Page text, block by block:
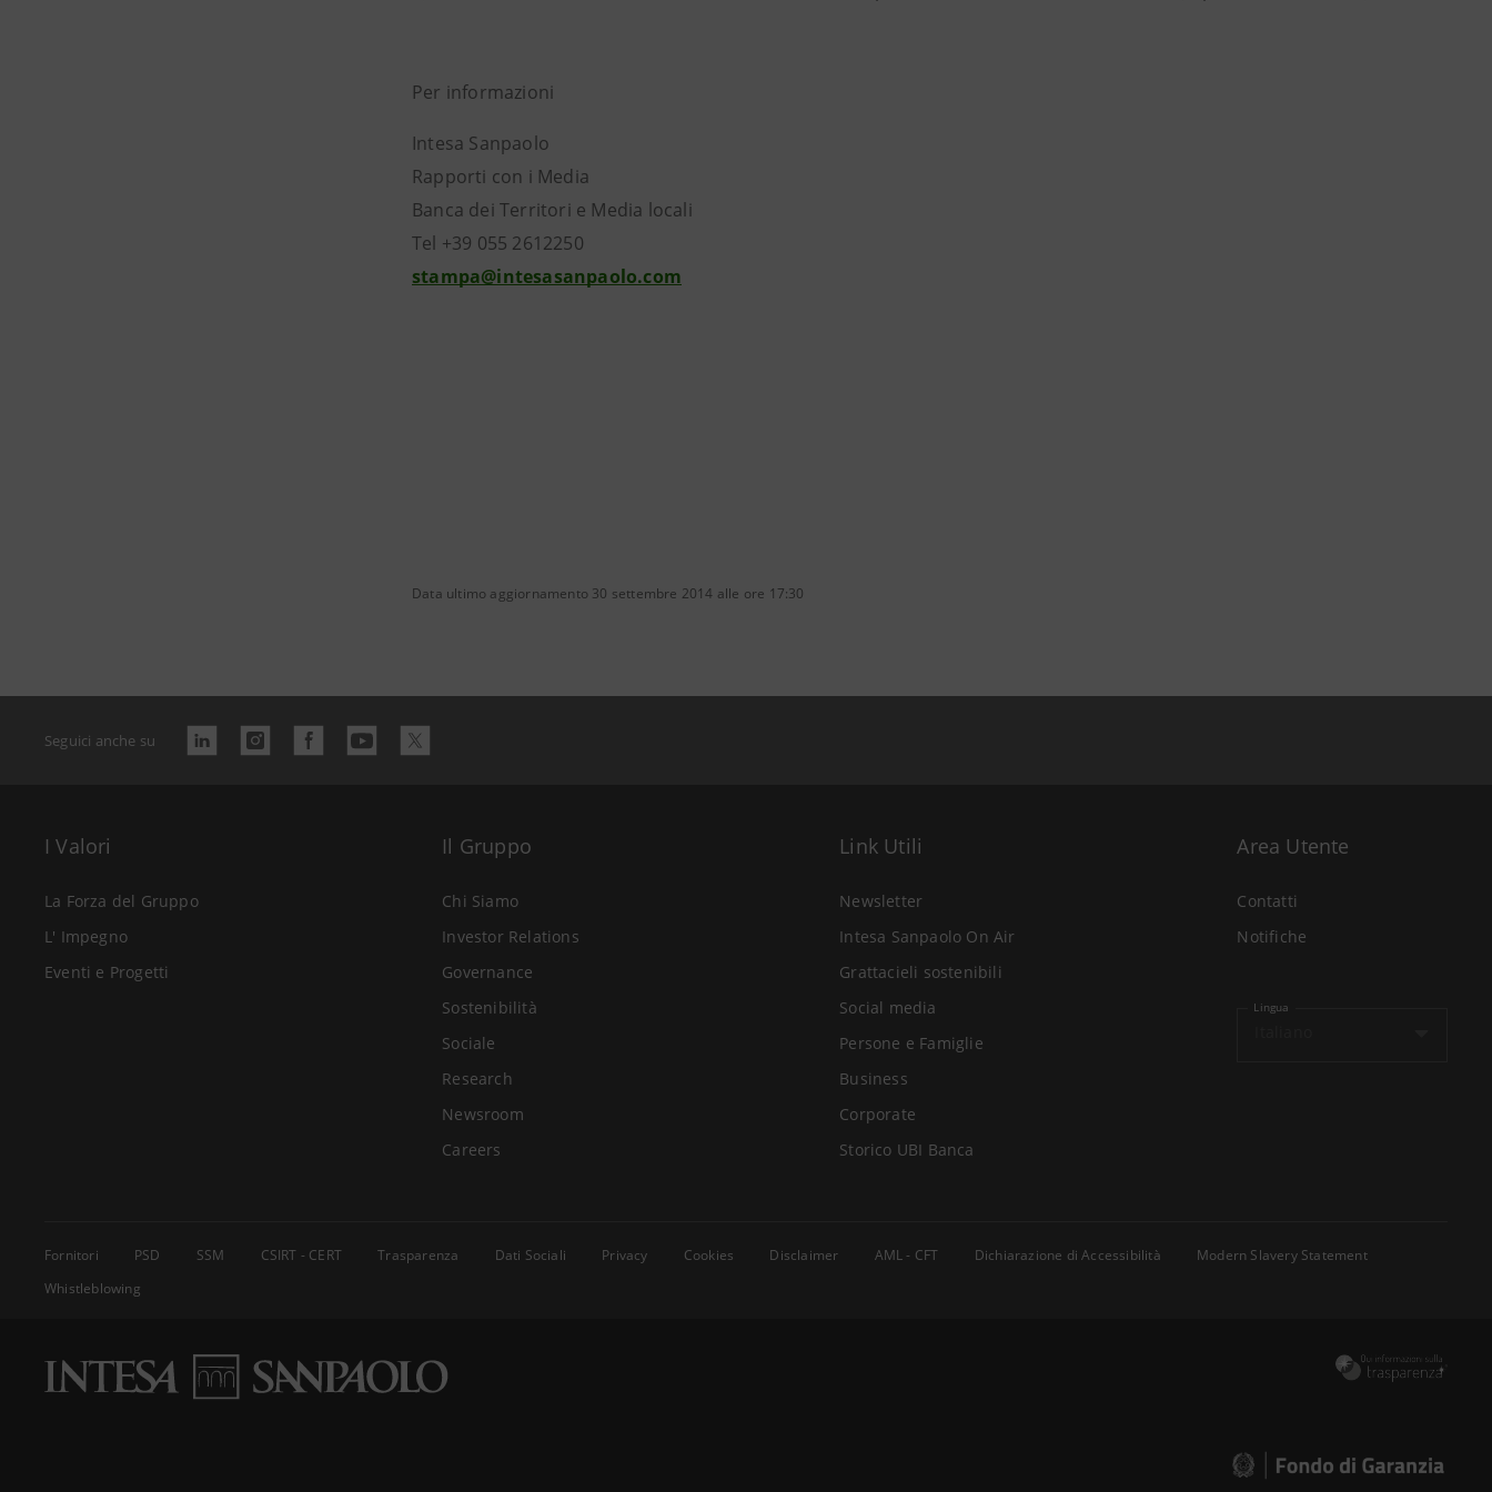
Per informazioni
Intesa Sanpaolo
Rapporti con i Media
Banca dei Territori e Media locali
Tel +39 055 2612250
stampa@intesasanpaolo.com
Data ultimo aggiornamento 30 settembre 2014 alle ore 17:30
Seguici anche su
I Valori
La Forza del Gruppo
L' Impegno
Eventi e Progetti
Il Gruppo
Chi Siamo
Investor Relations
Governance
Sostenibilità
Sociale
Research
Newsroom
Careers
Link Utili
Newsletter
Intesa Sanpaolo On Air
Grattacieli sostenibili
Social media
Persone e Famiglie
Business
Corporate
Storico UBI Banca
Area Utente
Contatti
Notifiche
Lingua
Fornitori PSD SSM CSIRT - CERT Trasparenza Dati Sociali Privacy Cookies Disclaimer AML - CFT Dichiarazione di Accessibilità
Modern Slavery Statement
Whistleblowing